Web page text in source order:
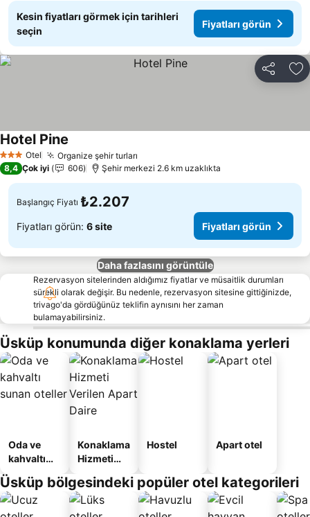
Kesin fiyatları görmek için tarihleri
seçin
Fiyatları görün
Paylaş
3 YıldızOtel Organize şehir turları
Hotel Pine
8,4 Çok iyi 606 Şehir merkezi 2.6 km uzaklıkta
Başlangıç Fiyatı ₺2.207
Fiyatları görün: 6 site Fiyatları görün
Daha fazlasını görüntüle
Rezervasyon sitelerinden aldığımız fiyatlar ve müsaitlik durumları
sürekli olarak değişir. Bu nedenle, rezervasyon sitesine gittiğinizde,
trivago'da gördüğünüz teklifin aynısını her zaman
bulamayabilirsiniz.
Üsküp konumunda diğer konaklama yerleri
Oda ve
kahvaltı
oteller
Konaklama
Hizmeti
Apart
Daire
Hostel Apart otel
Üsküp bölgesindeki popüler otel kategorileri